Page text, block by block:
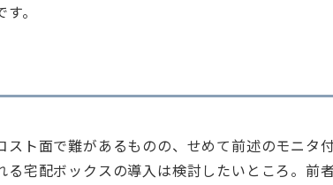
。
スト面で難があるものの、せめて前述のモニタ
る宅配ボックスの導入は検討したいところ。前